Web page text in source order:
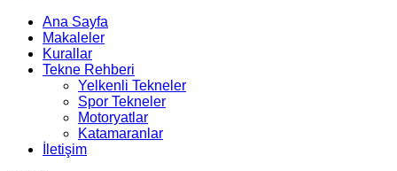
Ana Sayfa
Makaleler
Kurallar
Tekne Rehberi
Yelkenli Tekneler
Spor Tekneler
Motoryatlar
Katamaranlar
İletişim